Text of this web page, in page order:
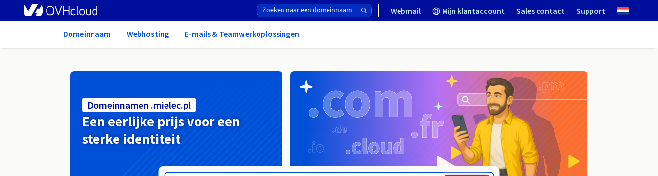
Webmail Mijn klantaccount Sales contact Support
Domeinnaam Webhosting E-mails & Teamwerkoplossingen
Domeinnamen .mielec.pl
Een eerlijke prijs voor een
sterke identiteit